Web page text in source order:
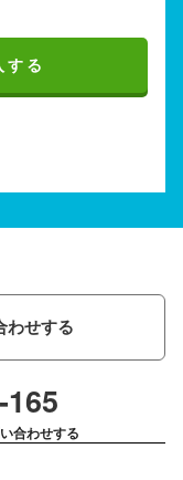
する
わせする
合わせする